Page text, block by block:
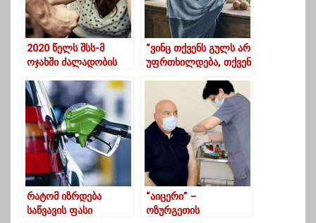
2020 წელს შსს-მ
ოჯახში ძალადობის
გამოავლინა,
საიდანაც 7573 ქალია
“ვინც თქვენს გულს არ
უფრთხილდება, თქვენ
რატომ იზრდება
საწვავის ფასი
“აიცერი” –
ოზურგეთის